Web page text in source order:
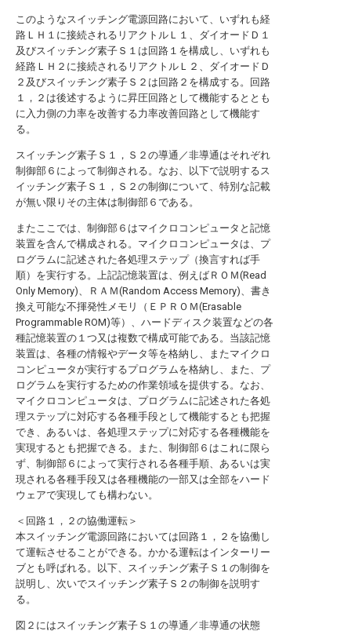
このようなスイッチング電源回路において、いずれも経
路ＬＨ１に接続されるリアクトルＬ１、ダイオードＤ１
及びスイッチング素子Ｓ１は回路１を構成し、いずれも
経路ＬＨ２に接続されるリアクトルＬ２、ダイオードＤ
２及びスイッチング素子Ｓ２は回路２を構成する。回路
１，２は後述するように昇圧回路として機能するととも
に入力側の力率を改善する力率改善回路として機能す
る。
スイッチング素子Ｓ１，Ｓ２の導通／非導通はそれぞれ
制御部６によって制御される。なお、以下で説明するス
イッチング素子Ｓ１，Ｓ２の制御について、特別な記載
が無い限りその主体は制御部６である。
またここでは、制御部６はマイクロコンピュータと記憶
装置を含んで構成される。マイクロコンピュータは、プ
ログラムに記述された各処理ステップ（換言すれば手
順）を実行する。上記記憶装置は、例えばＲＯＭ(Read
Only Memory)、ＲＡＭ(Random Access Memory)、書き
換え可能な不揮発性メモリ（ＥＰＲＯＭ(Erasable
Programmable ROM)等）、ハードディスク装置などの各
種記憶装置の１つ又は複数で構成可能である。当該記憶
装置は、各種の情報やデータ等を格納し、またマイクロ
コンピュータが実行するプログラムを格納し、また、プ
ログラムを実行するための作業領域を提供する。なお、
マイクロコンピュータは、プログラムに記述された各処
理ステップに対応する各種手段として機能するとも把握
でき、あるいは、各処理ステップに対応する各種機能を
実現するとも把握できる。また、制御部６はこれに限ら
ず、制御部６によって実行される各種手順、あるいは実
現される各種手段又は各種機能の一部又は全部をハード
ウェアで実現しても構わない。
＜回路１，２の協働運転＞
本スイッチング電源回路においては回路１，２を協働し
て運転させることができる。かかる運転はインターリー
ブとも呼ばれる。以下、スイッチング素子Ｓ１の制御を
説明し、次いでスイッチング素子Ｓ２の制御を説明す
る。
図２にはスイッチング素子Ｓ１の導通／非導通の状態